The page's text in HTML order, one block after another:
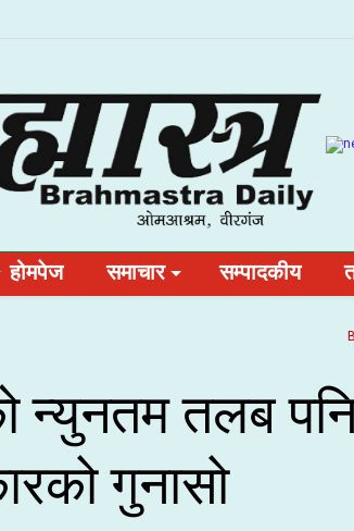
होमपेज समाचार सम्पादकीय
तलब पनि
गुनासो